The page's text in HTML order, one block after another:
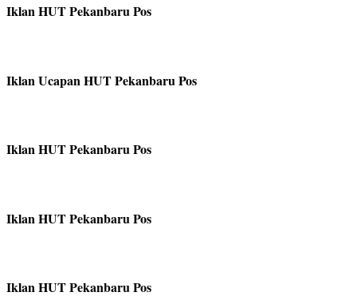
Iklan HUT Pekanbaru Pos
Iklan Ucapan HUT Pekanbaru Pos
Iklan HUT Pekanbaru Pos
Iklan HUT Pekanbaru Pos
Iklan HUT Pekanbaru Pos